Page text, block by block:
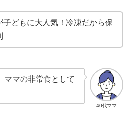
子どもに大人気！冷凍だから保
40代ママ
ママの非常食として